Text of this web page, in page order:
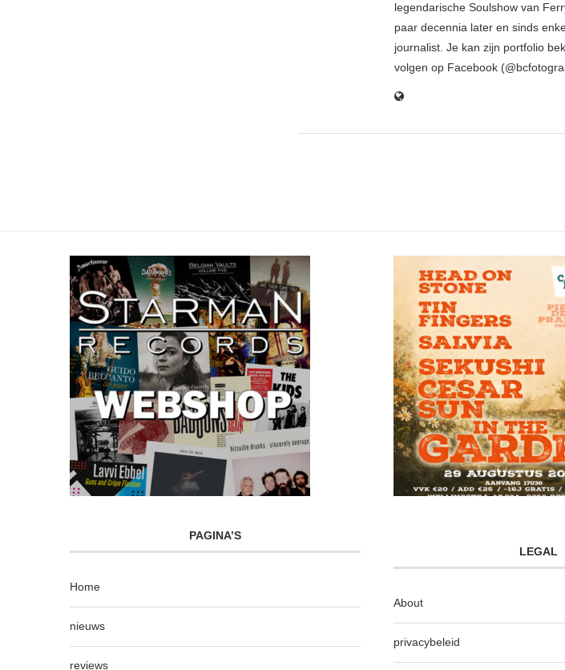
legendarische Soulshow van
paar decennia later en sinds
journalist. Je kan zijn portfolio
volgen op Facebook
PAGINA’S
Home
nieuws
reviews
LEGAL
About
privacybeleid